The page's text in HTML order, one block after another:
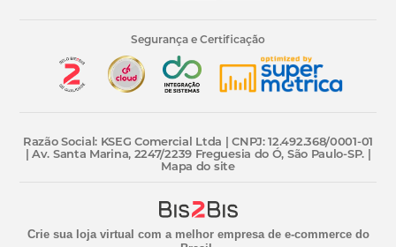
Segurança e Certificação
Razão Social: KSEG Comercial Ltda | CNPJ: 12.492.368/0001-01
| Av. Santa Marina, 2247/2239 Freguesia do Ó, São Paulo-SP. |
Mapa do site
Crie sua loja virtual com a melhor empresa de e-commerce do